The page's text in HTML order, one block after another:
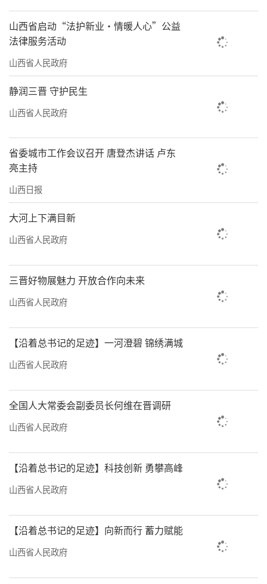
山西省启动“法护新业·情暖人心”公益
法律服务活动
山西省人民政府
静润三晋 守护民生
山西省人民政府
省委城市工作会议召开 唐登杰讲话 卢东
亮主持
山西日报
大河上下满目新
山西省人民政府
三晋好物展魅力 开放合作向未来
山西省人民政府
【沿着总书记的足迹】一河澄碧 锦绣满城
山西省人民政府
全国人大常委会副委员长何维在晋调研
山西省人民政府
【沿着总书记的足迹】科技创新 勇攀高峰
山西省人民政府
【沿着总书记的足迹】向新而行 蓄力赋能
山西省人民政府